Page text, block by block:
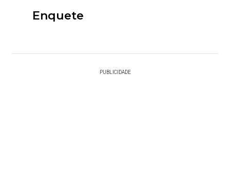
Enquete
PUBLICIDADE